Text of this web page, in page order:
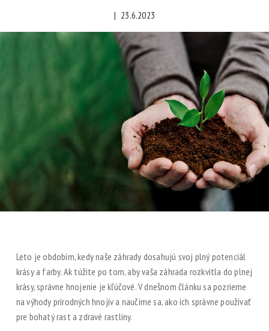
| 23.6.2023
Leto je obdobím, kedy naše záhrady dosahujú svoj plný potenciál
krásy a farby. Ak túžite po tom, aby vaša záhrada rozkvitla do plnej
krásy, správne hnojenie je kľúčové. V dnešnom článku sa pozrieme
na výhody prírodných hnojív a naučíme sa, ako ich správne používať
pre bohatý rast a zdravé rastliny.